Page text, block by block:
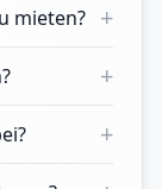
mieten? +
+
+